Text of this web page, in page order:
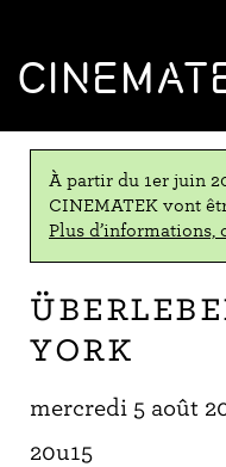
À partir du 1er juin
CINEMATEK vont
Plus d’informations,
York
mercredi 5 août
20u15